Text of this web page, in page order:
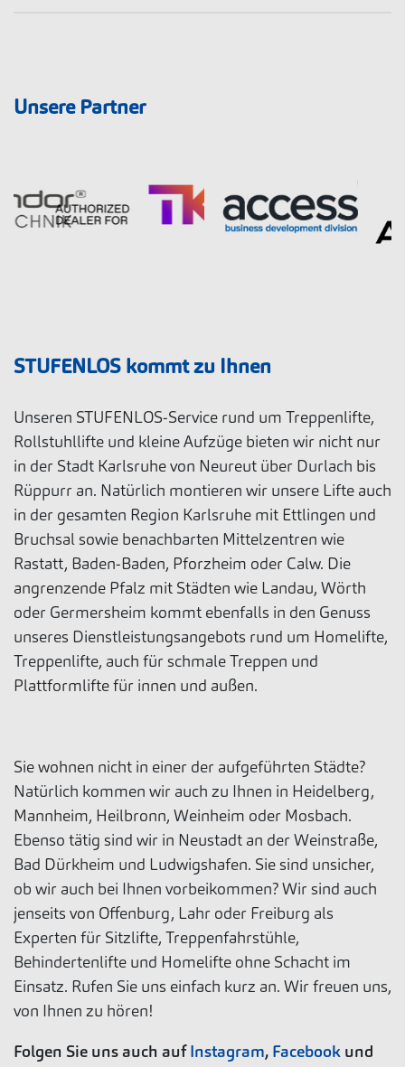
Unsere Partner
STUFENLOS kommt zu Ihnen
Unseren STUFENLOS-Service rund um Treppenlifte,
Rollstuhllifte und kleine Aufzüge bieten wir nicht nur
in der Stadt Karlsruhe von Neureut über Durlach bis
Rüppurr an. Natürlich montieren wir unsere Lifte auch
in der gesamten Region Karlsruhe mit Ettlingen und
Bruchsal sowie benachbarten Mittelzentren wie
Rastatt, Baden-Baden, Pforzheim oder Calw. Die
angrenzende Pfalz mit Städten wie Landau, Wörth
oder Germersheim kommt ebenfalls in den Genuss
unseres Dienstleistungsangebots rund um Homelifte,
Treppenlifte, auch für schmale Treppen und
Plattformlifte für innen und außen.
Sie wohnen nicht in einer der aufgeführten Städte?
Natürlich kommen wir auch zu Ihnen in Heidelberg,
Mannheim, Heilbronn, Weinheim oder Mosbach.
Ebenso tätig sind wir in Neustadt an der Weinstraße,
Bad Dürkheim und Ludwigshafen. Sie sind unsicher,
ob wir auch bei Ihnen vorbeikommen? Wir sind auch
jenseits von Offenburg, Lahr oder Freiburg als
Experten für Sitzlifte, Treppenfahrstühle,
Behindertenlifte und Homelifte ohne Schacht im
Einsatz. Rufen Sie uns einfach kurz an. Wir freuen uns,
von Ihnen zu hören!
Folgen Sie uns auch auf Instagram, Facebook und